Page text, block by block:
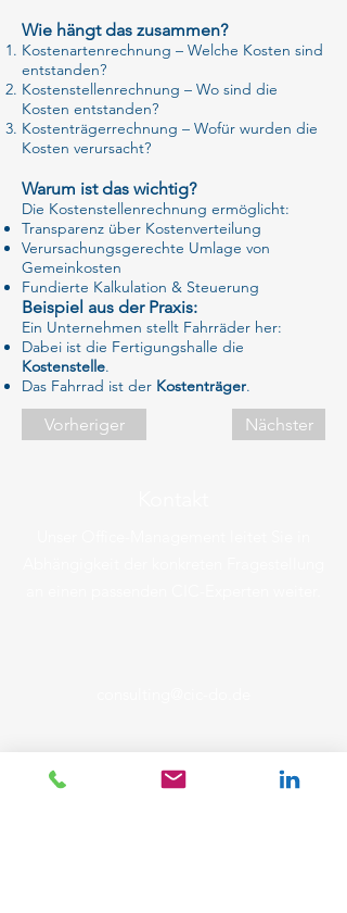
Wie hängt das zusammen?
Kostenartenrechnung – Welche Kosten sind
entstanden?
Kostenstellenrechnung – Wo sind die
Kosten entstanden?
Kostenträgerrechnung – Wofür wurden die
Kosten verursacht?
Warum ist das wichtig?
Die Kostenstellenrechnung ermöglicht:
Transparenz über Kostenverteilung
Verursachungsgerechte Umlage von
Gemeinkosten
Fundierte Kalkulation & Steuerung
Beispiel aus der Praxis:
Ein Unternehmen stellt Fahrräder her:
Dabei ist die Fertigungshalle die
Kostenstelle.
Das Fahrrad ist der Kostenträger.
Vorheriger Nächster